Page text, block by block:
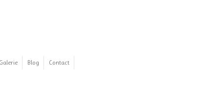
Blog Contact